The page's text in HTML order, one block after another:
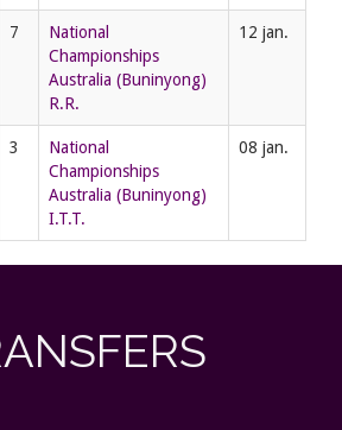
7
National
Championships
Australia (Buninyong)
R.R.
12 jan.
3
National
Championships
Australia (Buninyong)
I.T.T.
08 jan.